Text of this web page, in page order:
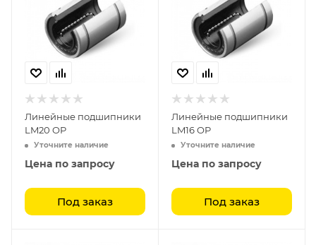
Линейные подшипники
LM20 OP
Уточните наличие
Цена по запросу
Под заказ
Линейные подшипники
LM16 OP
Уточните наличие
Цена по запросу
Под заказ